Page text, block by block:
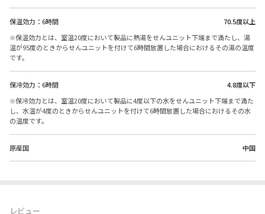
保温効力：6時間
70.5度以上
保温効力とは、室温20度において製品に熱湯をせんユニット下端まで満たし、湯
温が95度のときからせんユニットを付けて6時間放置した場合におけるその湯の温度
です。
保冷効力：6時間
4.8度以下
保冷効力とは、室温20度において製品に4度以下の水をせんユニット下端まで満た
し、水温が4度のときからせんユニットを付けて6時間放置した場合におけるその水
の温度です。
原産国 中国
レビュー